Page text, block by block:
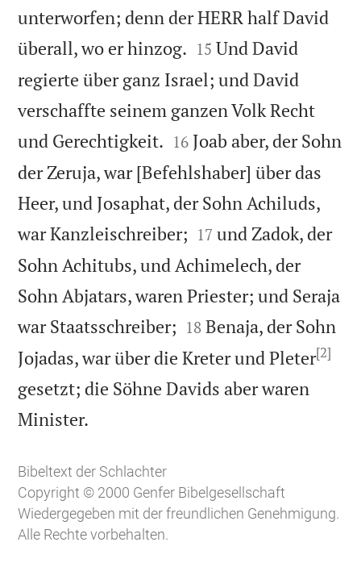
unterworfen; denn der HERR half David
überall, wo er hinzog. 

15 Und David
regierte über ganz Israel; und David
verschaffte seinem ganzen Volk Recht
und Gerechtigkeit. 

16 Joab aber, der Sohn
der Zeruja, war [Befehlshaber] über das
Heer, und Josaphat, der Sohn Achiluds,
war Kanzleischreiber; 

17 und Zadok, der
Sohn Achitubs, und Achimelech, der
Sohn Abjatars, waren Priester; und Seraja
war Staatsschreiber; 

18 Benaja, der Sohn
Jojadas, war über die Kreter und Pleter[2]
gesetzt; die Söhne Davids aber waren
Minister.
Bibeltext der Schlachter
Copyright © 2000 Genfer Bibelgesellschaft
Wiedergegeben mit der freundlichen Genehmigung.
Alle Rechte vorbehalten.